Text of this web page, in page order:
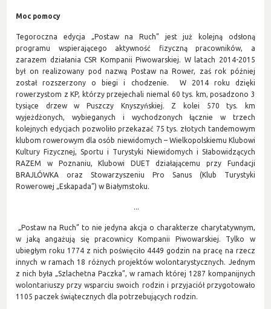
Moc pomocy
Tegoroczna edycja „Postaw na Ruch” jest już kolejną odsłoną
programu wspierającego aktywność fizyczną pracowników, a
zarazem działania CSR Kompanii Piwowarskiej. W latach 2014-2015
był on realizowany pod nazwą Postaw na Rower, zaś rok później
został rozszerzony o biegi i chodzenie. W 2014 roku dzięki
rowerzystom z KP, którzy przejechali niemal 60 tys. km, posadzono 3
tysiące drzew w Puszczy Knyszyńskiej. Z kolei 570 tys. km
wyjeżdżonych, wybieganych i wychodzonych łącznie w trzech
kolejnych edycjach pozwoliło przekazać 75 tys. złotych tandemowym
klubom rowerowym dla osób niewidomych – Wielkopolskiemu Klubowi
Kultury Fizycznej, Sportu i Turystyki Niewidomych i Słabowidzących
RAZEM w Poznaniu, Klubowi DUET działającemu przy Fundacji
BRAJLÓWKA oraz Stowarzyszeniu Pro Sanus (Klub Turystyki
Rowerowej „Eskapada”) w Białymstoku.
„Postaw na Ruch” to nie jedyna akcja o charakterze charytatywnym,
w jaką angażują się pracownicy Kompanii Piwowarskiej. Tylko w
ubiegłym roku 1774 z nich poświęciło 4449 godzin na pracę na rzecz
innych w ramach 18 różnych projektów wolontarystycznych. Jednym
z nich była „Szlachetna Paczka”, w ramach której 1287 kompanijnych
wolontariuszy przy wsparciu swoich rodzin i przyjaciół przygotowało
1105 paczek świątecznych dla potrzebujących rodzin.